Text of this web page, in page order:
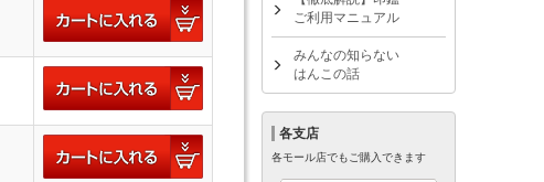
ご利用マニュアル
みんなの知らない
はんこの話
各支店
各モール店でもご購入できます